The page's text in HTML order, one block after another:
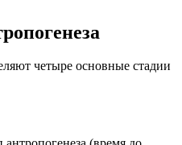
четыре основные стадии